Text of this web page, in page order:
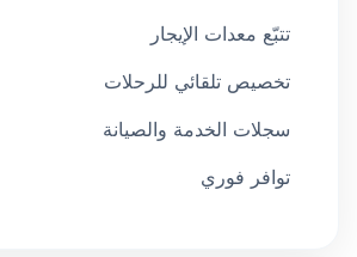
تتبّع معدات الإيجار
تخصيص تلقائي للرحلات
سجلات الخدمة والصيانة
توافر فوري